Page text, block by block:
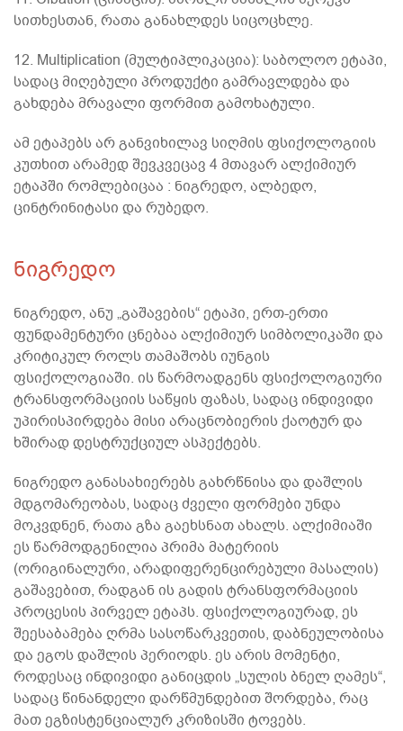
სითხესთან, რათა განახლდეს სიცოცხლე.
12. Multiplication (მულტიპლიკაცია): საბოლოო ეტაპი,
სადაც მიღებული პროდუქტი გამრავლდება და
გახდება მრავალი ფორმით გამოხატული.
ამ ეტაპებს არ განვიხილავ სიღმის ფსიქოლოგიის
კუთხით არამედ შევკვეცავ 4 მთავარ ალქიმიურ
ეტაპში რომლებიცაა : ნიგრედო, ალბედო,
ცინტრინიტასი და რუბედო.
ნიგრედო
ნიგრედო, ანუ „გაშავების“ ეტაპი, ერთ-ერთი
ფუნდამენტური ცნებაა ალქიმიურ სიმბოლიკაში და
კრიტიკულ როლს თამაშობს იუნგის
ფსიქოლოგიაში. ის წარმოადგენს ფსიქოლოგიური
ტრანსფორმაციის საწყის ფაზას, სადაც ინდივიდი
უპირისპირდება მისი არაცნობიერის ქაოტურ და
ხშირად დესტრუქციულ ასპექტებს.
ნიგრედო განასახიერებს გახრწნისა და დაშლის
მდგომარეობას, სადაც ძველი ფორმები უნდა
მოკვდნენ, რათა გზა გაეხსნათ ახალს. ალქიმიაში
ეს წარმოდგენილია პრიმა მატერიის
(ორიგინალური, არადიფერენცირებული მასალის)
გაშავებით, რადგან ის გადის ტრანსფორმაციის
პროცესის პირველ ეტაპს. ფსიქოლოგიურად, ეს
შეესაბამება ღრმა სასოწარკვეთის, დაბნეულობისა
და ეგოს დაშლის პერიოდს. ეს არის მომენტი,
როდესაც ინდივიდი განიცდის „სულის ბნელ ღამეს“,
სადაც წინანდელი დარწმუნდებით შორდება, რაც
მათ ეგზისტენციალურ კრიზისში ტოვებს.